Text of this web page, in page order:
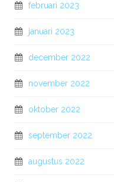
februari 2023
januari 2023
december 2022
november 2022
oktober 2022
september 2022
augustus 2022